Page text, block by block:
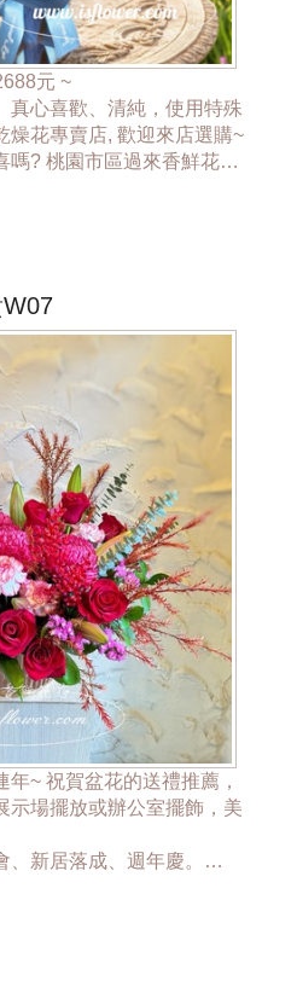
元 ~
真心喜歡、清純，使用特殊
燥花專賣店, 歡迎來店選購~
嗎? 桃園市區過來香鮮花店
為忙錄的您傳達祝福，傳達
感受到花禮的幸福
費另計**
配，依實際狀況調整配置***
~ 祝賀盆花的送禮推薦，
示場擺放或辦公室擺飾，美
新居落成、週年慶。
24hr 網路訂花禮。
*
送**